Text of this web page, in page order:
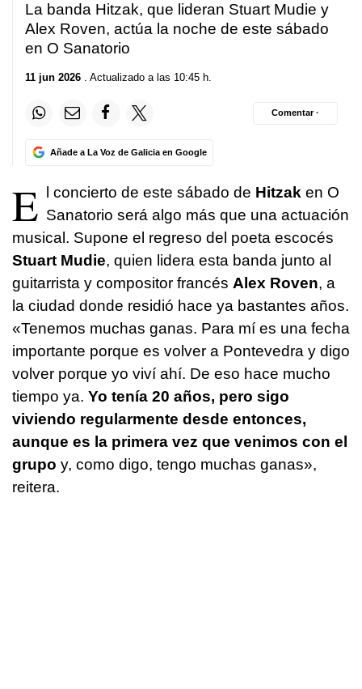
La banda Hitzak, que lideran Stuart Mudie y
Alex Roven, actúa la noche de este sábado
en O Sanatorio
11 jun 2026 . Actualizado a las 10:45 h.
Añade a La Voz de Galicia en Google
Comentar ·
E l concierto de este sábado de Hitzak en O
Sanatorio será algo más que una actuación
musical. Supone el regreso del poeta escocés
Stuart Mudie, quien lidera esta banda junto al
guitarrista y compositor francés Alex Roven, a
la ciudad donde residió hace ya bastantes años.
«Tenemos muchas ganas. Para mí es una fecha
importante porque es volver a Pontevedra y digo
volver porque yo viví ahí. De eso hace mucho
tiempo ya. Yo tenía 20 años, pero sigo
viviendo regularmente desde entonces,
aunque es la primera vez que venimos con el
grupo y, como digo, tengo muchas ganas»,
reitera.